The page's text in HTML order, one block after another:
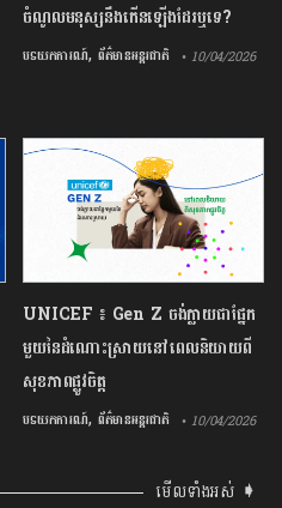
ចំណូលមនុស្សនឹងកើនឡើងដែរឬទេ?
បទយកការណ៍, ព័ត៌មានអន្តរជាតិ • 10/04/2026
UNICEF ៖ Gen Z ចង់ក្លាយ​ជា​ផ្នែក​
មួយ​នៃ​ដំណោះស្រាយ​នៅ​ពេល​និយាយ​ពី
សុខភាព​ផ្លូវចិត្ត
បទយកការណ៍, ព័ត៌មានអន្តរជាតិ • 10/04/2026
មើលទាំងអស់ ➧